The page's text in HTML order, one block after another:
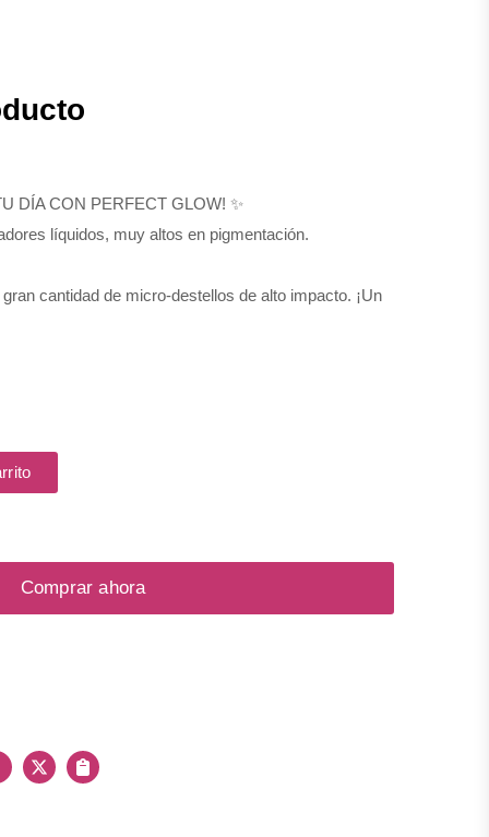
DÍA CON PERFECT GLOW! ✨
líquidos, muy altos en pigmentación.
cantidad de micro-destellos de alto impacto. ¡Un
gota obtienes brillos de larga duración.
de 5 tonos diferentes.
Comprar ahora
X Copiar